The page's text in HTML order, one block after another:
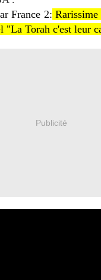
France 2:
"La Torah c'est leur
Publicité